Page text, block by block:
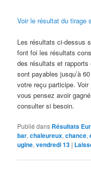
Voir le résultat du tirage
Les résultats ci-dessus
font foi les résultats
des résultats et
sont payables jusqu’à
votre reçu participe.
vous pensez avoir
consulter si besoin.
Publié dans Résultats
bar,chaleureux,chance,
ugine,vendredi 13 |